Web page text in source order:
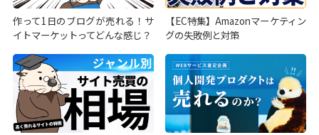
作って1日のブログが売れる！サ
イトマーケットってどんな感じ？
【EC特集】Amazonマーケティン
グの失敗例と対策